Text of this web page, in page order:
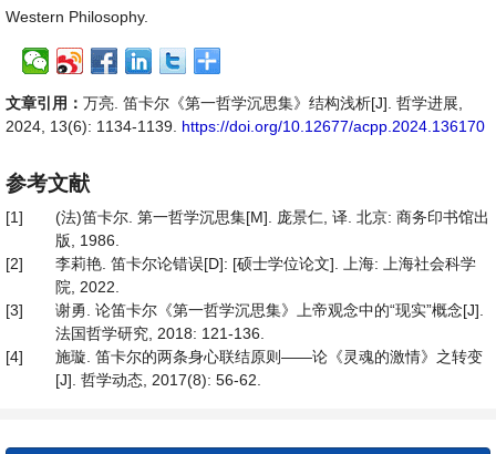
Western Philosophy.
文章引用： 万亮. 笛卡尔《第一哲学沉思集》结构浅析[J]. 哲学进展,
2024, 13(6): 1134-1139. https://doi.org/10.12677/acpp.2024.136170
参考文献
[1]
(法)笛卡尔. 第一哲学沉思集[M]. 庞景仁, 译. 北京: 商务印书馆出
版, 1986.
[2]
李莉艳. 笛卡尔论错误[D]: [硕士学位论文]. 上海: 上海社会科学
院, 2022.
[3]
谢勇. 论笛卡尔《第一哲学沉思集》上帝观念中的“现实”概念[J].
法国哲学研究, 2018: 121-136.
[4]
施璇. 笛卡尔的两条身心联结原则——论《灵魂的激情》之转变
[J]. 哲学动态, 2017(8): 56-62.